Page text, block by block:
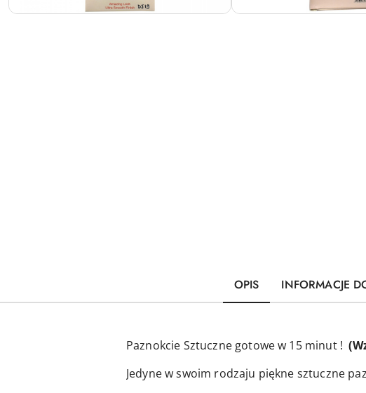
OPIS INFORMACJE
Paznokcie Sztuczne gotowe w 15 minut !
Jedyne w swoim rodzaju piękne sztuczne